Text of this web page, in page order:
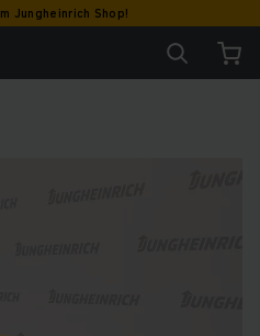
Jungheinrich Shop!